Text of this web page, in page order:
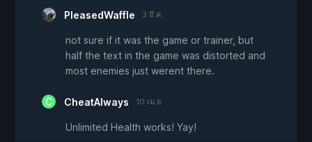
PleasedWaffle 3 มี.ค.
not sure if it was the game or trainer, but
half the text in the game was distorted and
most enemies just werent there.
CheatAlways 10 เม.ย.
Unlimited Health works! Yay!